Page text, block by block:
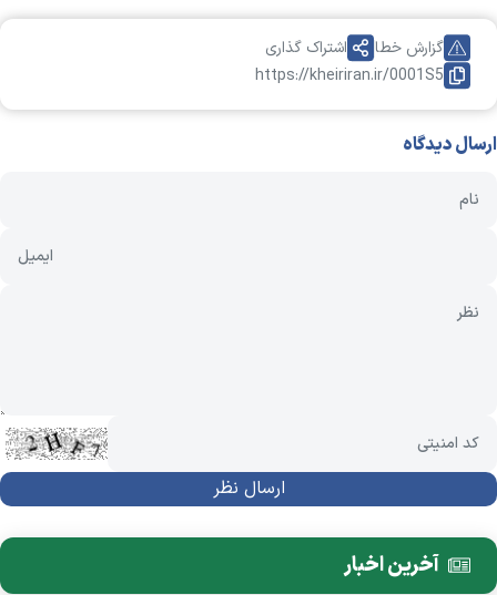
https://kheiriran.ir/0001S5
گزارش خطا اشتراک گذاری
ارسال دیدگاه
آخرین اخبار